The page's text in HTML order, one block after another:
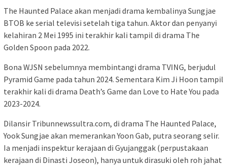
The Haunted Palace akan menjadi drama kembalinya Sungjae
BTOB ke serial televisi setelah tiga tahun. Aktor dan penyanyi
kelahiran 2 Mei 1995 ini terakhir kali tampil di drama The
Golden Spoon pada 2022.
Bona WJSN sebelumnya membintangi drama TVING, berjudul
Pyramid Game pada tahun 2024. Sementara Kim Ji Hoon tampil
terakhir kali di drama Death’s Game dan Love to Hate You pada
2023-2024.
Dilansir Tribunnewssultra.com, di drama The Haunted Palace,
Yook Sungjae akan memerankan Yoon Gab, putra seorang selir.
Ia menjadi inspektur kerajaan di Gyujanggak (perpustakaan
kerajaan di Dinasti Joseon), hanya untuk dirasuki oleh roh jahat